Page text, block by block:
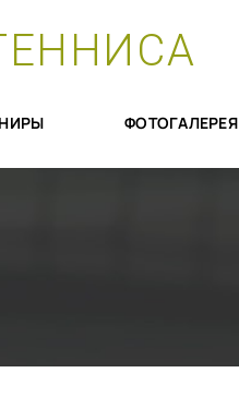
ФОТОГАЛЕРЕЯ